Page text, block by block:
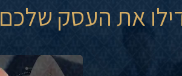
את העסק שלכם